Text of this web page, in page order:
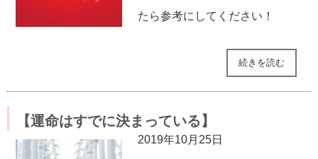
たら参考にしてください！
続きを読む
【運命はすでに決まっている】
2019年10月25日